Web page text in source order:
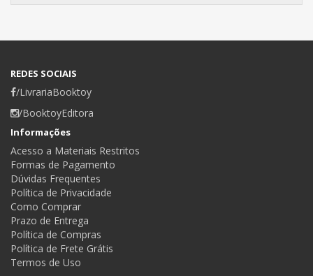
REDES SOCIAIS
/LivrariaBooktoy
/BooktoyEditora
Informações
Acesso a Materiais Restritos
Formas de Pagamento
Dúvidas Frequentes
Política de Privacidade
Como Comprar
Prazo de Entrega
Política de Compras
Política de Frete Grátis
Termos de Uso